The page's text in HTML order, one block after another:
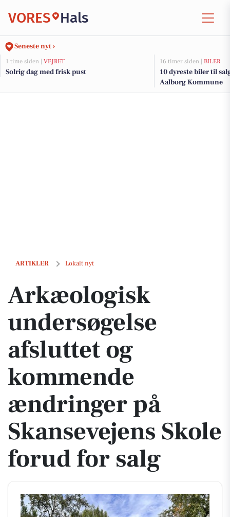
VORES Hals
Seneste nyt ›
1 time siden | VEJRET
Solrig dag med frisk pust
16 timer siden | BILER
10 dyreste biler til
Aalborg Kommune
ARTIKLER Lokalt nyt
Arkæologisk undersøgelse afsluttet og kommende ændringer på
Arkæologisk
undersøgelse
afsluttet og
kommende
ændringer på
Skansevejens Skole
forud for salg